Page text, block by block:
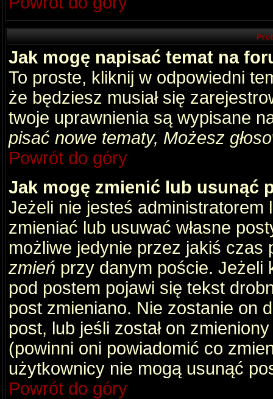
Jak mogę napisać temat na
To proste, kliknij w odpowiedni
że będziesz musiał się
twoje uprawnienia są wypisane
pisać nowe tematy, Możesz
Powrót do góry
Jak mogę zmienić lub usunąć
Jeżeli nie jesteś
zmieniać lub usuwać własne
możliwe jedynie przez jakiś
zmień przy danym poście. Jeżeli
pod postem pojawi się tekst
post zmieniano. Nie zostanie on
post, lub jeśli został on
(powinni oni powiadomić co
użytkownicy nie mogą usunąć
Powrót do góry